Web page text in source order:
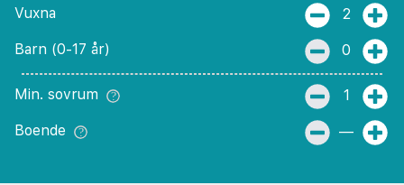
Vuxna 2
Barn (0-17 år) 0
Min. sovrum 1
Boende —